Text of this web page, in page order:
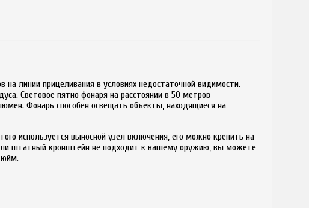
линии прицеливания в условиях недостаточной видимости.
Световое пятно фонаря на расстоянии в 50 метров
Фонарь способен освещать объекты, находящиеся на
используется выносной узел включения, его можно крепить на
штатный кронштейн не подходит к вашему оружию, вы можете